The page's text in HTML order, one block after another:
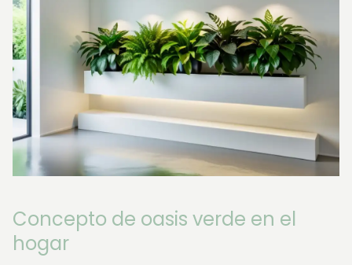
Concepto de oasis verde en el
hogar